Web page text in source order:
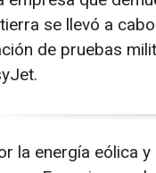
se llevó a
de pruebas
la energía eólica